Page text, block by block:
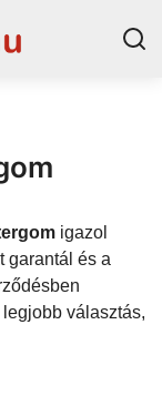
igazol
garantál és a
választás,